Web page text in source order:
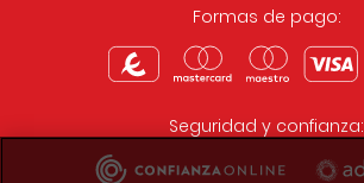
Formas de pago:
Seguridad y confianza: